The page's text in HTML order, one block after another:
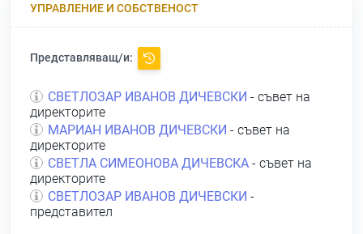
УПРАВЛЕНИЕ И СОБСТВЕНОСТ
Представляващ/и:
СВЕТЛОЗАР ИВАНОВ ДИЧЕВСКИ - съвет на
директорите
МАРИАН ИВАНОВ ДИЧЕВСКИ - съвет на
директорите
СВЕТЛА СИМЕОНОВА ДИЧЕВСКА - съвет на
директорите
СВЕТЛОЗАР ИВАНОВ ДИЧЕВСКИ -
представител